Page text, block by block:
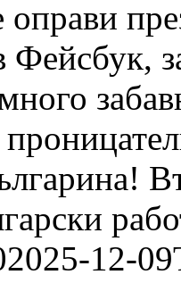
оправи
Фейсбук,
2025-12-